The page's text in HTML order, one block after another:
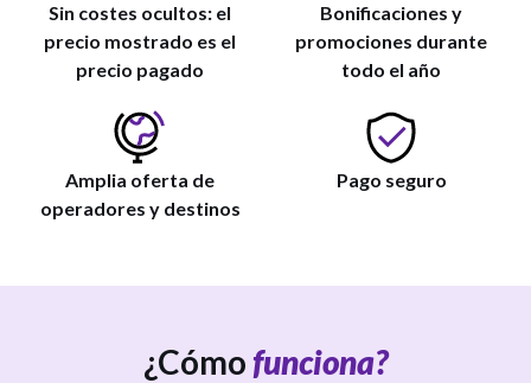
Sin costes ocultos: el
precio mostrado es el
precio pagado
Bonificaciones y
promociones durante
todo el año
Amplia oferta de
operadores y destinos
Pago seguro
¿Cómofunciona?